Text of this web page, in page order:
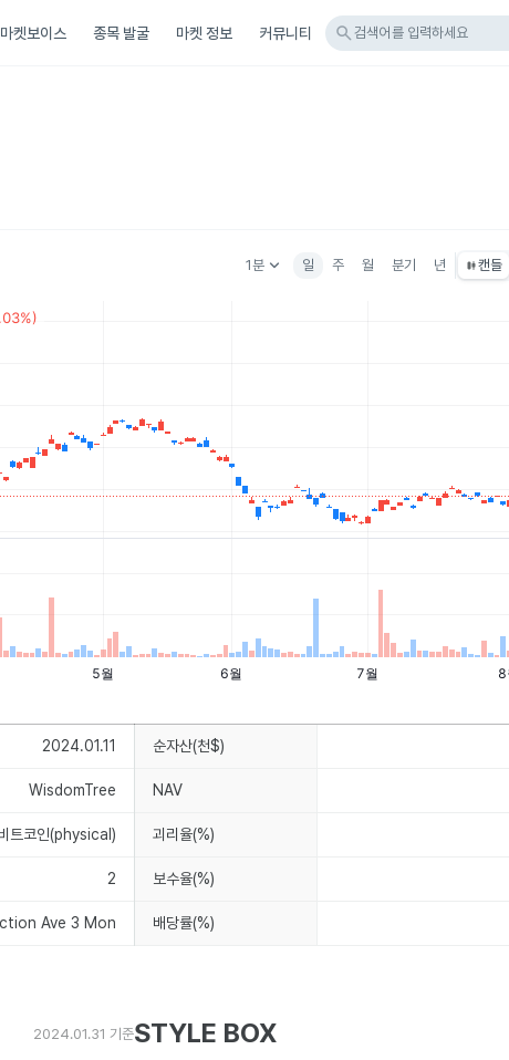
마켓보이스 종목 발굴 마켓 정보 커뮤니티 search 검색어를 입력하세요
1분keyboard_arrow_down 일 주 월 분기 년 캔들